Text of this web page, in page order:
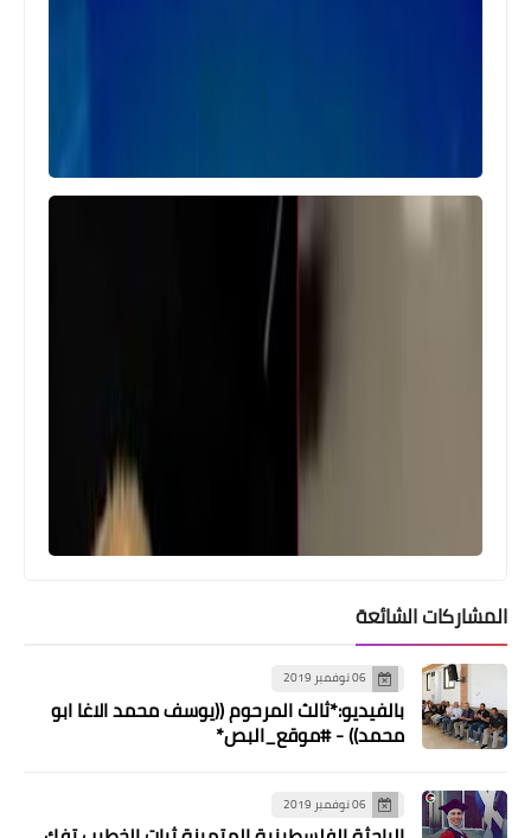
*💰📡🚨🌐💰سعر صرف الـــدولار وأسعار
المشاركات الشائعة
06 نوفمبر 2019
بالفيديو:*ثالث المرحوم ((يوسف محمد الاغا ابو
محمد)) - #موقع_البص*
06 نوفمبر 2019